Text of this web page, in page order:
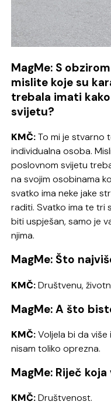
MagMe: S
mislite koje su
trebala imati
svijetu?
KMČ:To mi je stvarno
individualna osoba.
poslovnom svijetu
na svojim osobinama
svatko ima neke jake
raditi. Svatko ima te tri
biti uspješan, samo je
njima.
MagMe: Što
KMČ:Društvenu,
MagMe: A što
KMČ:Voljela bi da
nisam toliko oprezna.
MagMe: Riječ
KMČ:Društvenost.